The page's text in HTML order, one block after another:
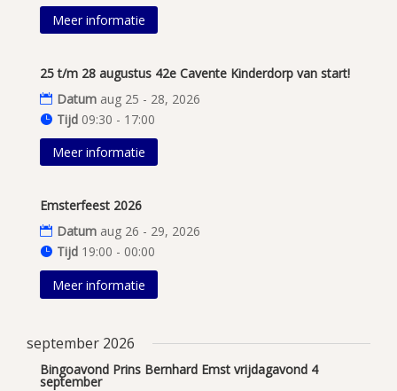
Meer informatie
25 t/m 28 augustus 42e Cavente Kinderdorp van start!
Datum aug 25 - 28, 2026
Tijd 09:30 - 17:00
Meer informatie
Emsterfeest 2026
Datum aug 26 - 29, 2026
Tijd 19:00 - 00:00
Meer informatie
september 2026
Bingoavond Prins Bernhard Emst vrijdagavond 4
september